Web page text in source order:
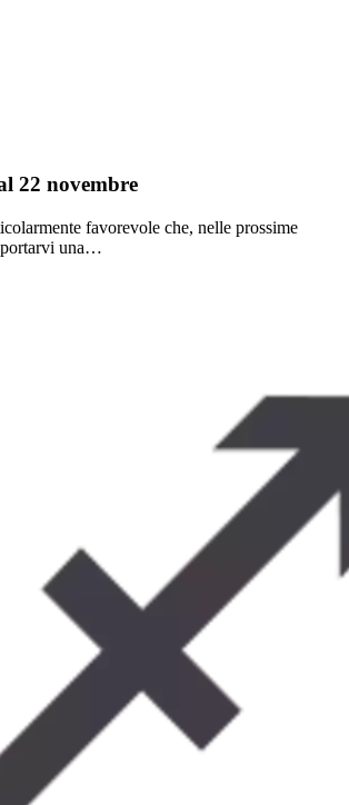
22 novembre
favorevole che, nelle prossime
portarvi una…